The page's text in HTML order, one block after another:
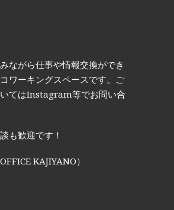
ながら仕事や情報交換ができ
ワーキングスペースです。ご
てはInstagram等でお問い合
も歓迎です！
KAJIYANO）